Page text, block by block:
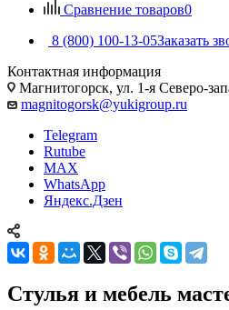
Сравнение товаров0
8 (800) 100-13-05Заказать
Контактная информация
Магнитогорск, ул. 1-я Северо-
magnitogorsk@yukigroup.ru
Telegram
Rutube
MAX
WhatsApp
Яндекс.Дзен
Стулья и мебель